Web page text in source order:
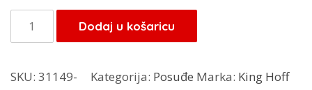
je:
45,00 KM.
38,25 KM.
KingHoff
ladica
pribor
Dodaj u košaricu
SKU: 31149- Kategorija: Posuđe Marka: King Hoff